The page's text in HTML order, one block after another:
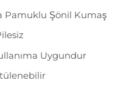
Pamuklu Şönil Kumaş
Uygundur